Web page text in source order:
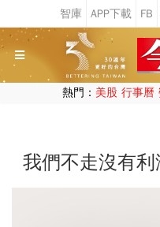
熱門： 美股 行事曆
我們不走沒有